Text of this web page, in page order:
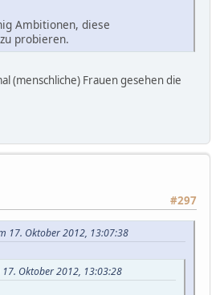
Ambitionen, diese
probieren.
(menschliche) Frauen gesehen die
#297
17. Oktober 2012, 13:07:38
Oktober 2012, 13:03:28